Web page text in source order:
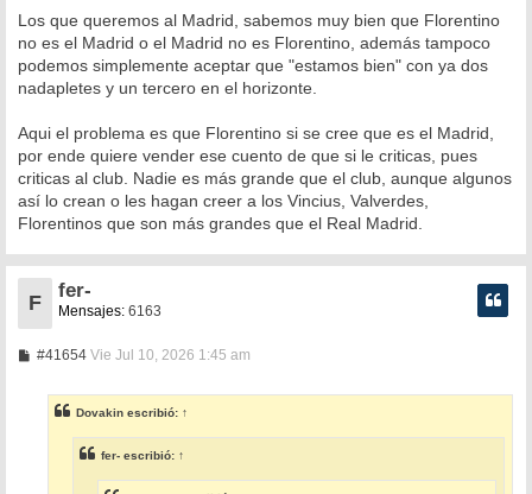
Los que queremos al Madrid, sabemos muy bien que Florentino
no es el Madrid o el Madrid no es Florentino, además tampoco
podemos simplemente aceptar que "estamos bien" con ya dos
nadapletes y un tercero en el horizonte.
Aqui el problema es que Florentino si se cree que es el Madrid,
por ende quiere vender ese cuento de que si le criticas, pues
criticas al club. Nadie es más grande que el club, aunque algunos
así lo crean o les hagan creer a los Vincius, Valverdes,
Florentinos que son más grandes que el Real Madrid.
F
fer-
Mensajes: 6163
#41654M
a
j
e
Vie Jul 10, 2026 1:45 am
Dovakin escribió: ↑
fer- escribió: ↑